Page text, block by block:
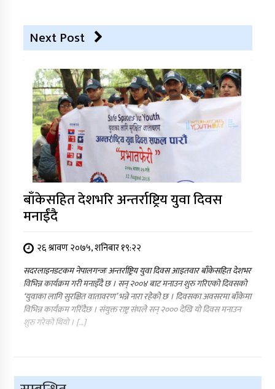
Next Post
बाँकेसहित देशभरि अन्तर्राष्ट्रिय युवा दिवस
मनाईंदै
२६ श्रावण २०७५, शनिबार १९:२२
सदरलाइनडटकम नेपालगन्जः अन्तर्राष्ट्रिय युवा दिवस आइतवार बाँकेसहित देशभर
विभिन्न कार्यक्रम गरी मनाइँदै छ । सन् २००४ बाट मनाउन शुरु गरिएको दिवसको
‘युवाका लागि सुरक्षित वातावरण’ भन्ने नारा रहेको छ । दिवसका अवसरमा बाँकेमा
विभिन्न कार्यक्रम गरिँदैछ । संयुक्त राष्ट्र संघले सन् २००० देखि यो दिवस मनाउन
शुरु गरेको थियो । […]